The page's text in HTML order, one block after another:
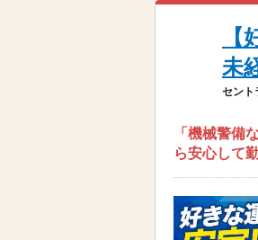
未
セント
「機械警備
ら安心して